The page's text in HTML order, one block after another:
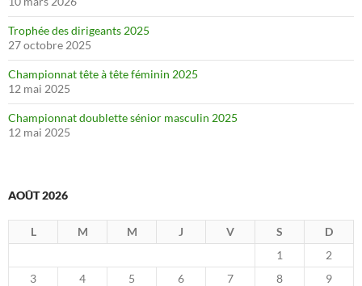
Trophée des dirigeants 2025
27 octobre 2025
Championnat tête à tête féminin 2025
12 mai 2025
Championnat doublette sénior masculin 2025
12 mai 2025
AOÛT 2026
L M M J V S
D
1
2
3
4 5 6 7 8
9